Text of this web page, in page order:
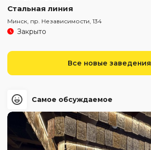
Стальная линия
Минск, пр. Независимости, 134
Закрыто
Все новые заведения
Самое обсуждаемое